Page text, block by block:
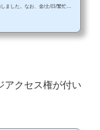
ました。なお、金/土/日/繁忙シ
仕様になっていました。 はい
アクセス権が付い